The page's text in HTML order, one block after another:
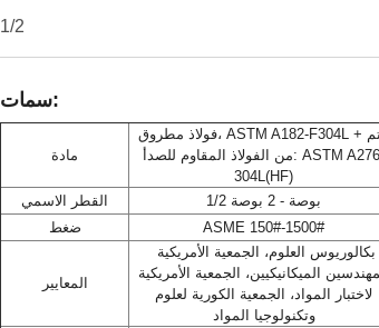
1/2
سمات:
مادة
فولاذ مطروق، ASTM A182-F304L + ختم
من الفولاذ المقاوم للصدأ: ASTM A276-
304L(HF)
القطر الاسمي
1/2 بوصة - 2 بوصة
ضغط
ASME 150#-1500#
المعايير
الميكانيكيين، الجمعية الأمريكية
لاختبار المواد، الجمعية الكورية لعلوم
وتكنولوجيا المواد